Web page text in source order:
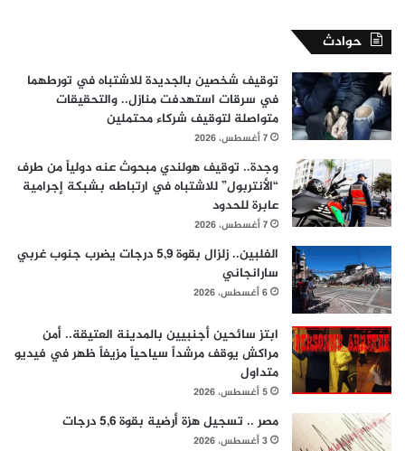
حوادث
توقيف شخصين بالجديدة للاشتباه في تورطهما
في سرقات استهدفت منازل.. والتحقيقات
متواصلة لتوقيف شركاء محتملين
7 أغسطس، 2026
وجدة.. توقيف هولندي مبحوث عنه دولياً من طرف
“الأنتربول” للاشتباه في ارتباطه بشبكة إجرامية
عابرة للحدود
7 أغسطس، 2026
الفلبين.. زلزال بقوة 5,9 درجات يضرب جنوب غربي
سارانجاني
6 أغسطس، 2026
ابتز سائحين أجنبيين بالمدينة العتيقة.. أمن
مراكش يوقف مرشداً سياحياً مزيفاً ظهر في فيديو
متداول
5 أغسطس، 2026
مصر .. تسجيل هزة أرضية بقوة 5,6 درجات
3 أغسطس، 2026